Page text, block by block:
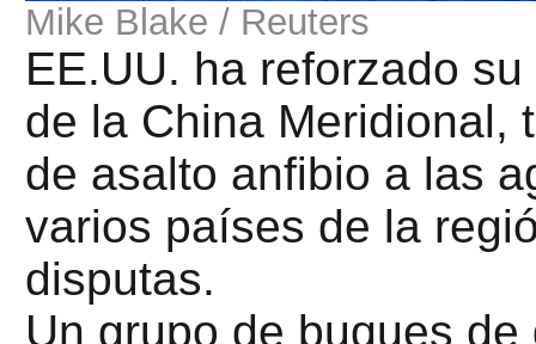
Mike Blake / Reuters
EE.UU. ha reforzado
de la China Meridional,
de asalto anfibio a las
varios países de la
disputas.
Un grupo de buques